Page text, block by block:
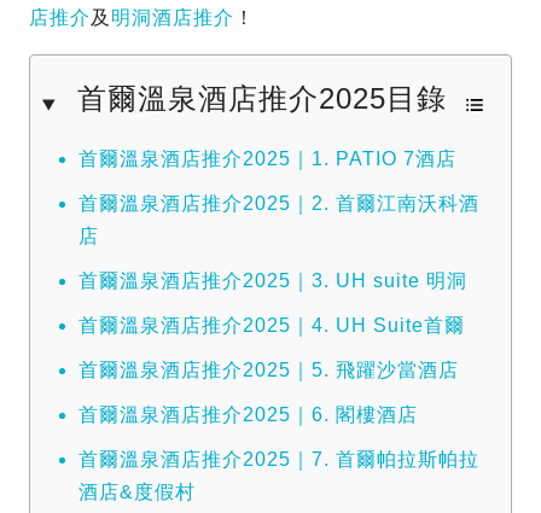
店推介 及 明洞酒店推介 ！
首爾溫泉酒店推介2025目錄
首爾溫泉酒店推介2025｜1. PATIO 7酒店
首爾溫泉酒店推介2025｜2. 首爾江南沃科酒
店
首爾溫泉酒店推介2025｜3. UH suite 明洞
首爾溫泉酒店推介2025｜4. UH Suite首爾
首爾溫泉酒店推介2025｜5. 飛躍沙當酒店
首爾溫泉酒店推介2025｜6. 閣樓酒店
首爾溫泉酒店推介2025｜7. 首爾帕拉斯帕拉
酒店&度假村